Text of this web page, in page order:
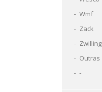
Wmf
Zack
Zwilling
Outras
-